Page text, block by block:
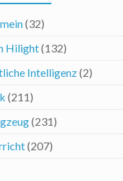
(32)
Hilight(132)
Intelligenz(2)
(211)
(231)
(207)